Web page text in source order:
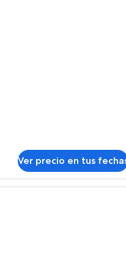
Ver precio en tus
Un dormitorio moderno con